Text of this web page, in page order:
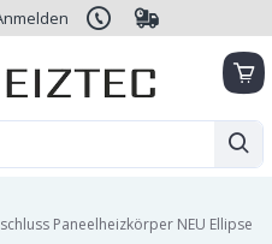
Paneelheizkörper NEU Ellipse